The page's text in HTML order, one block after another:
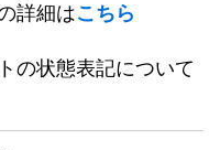
詳細はこちら
の状態表記について